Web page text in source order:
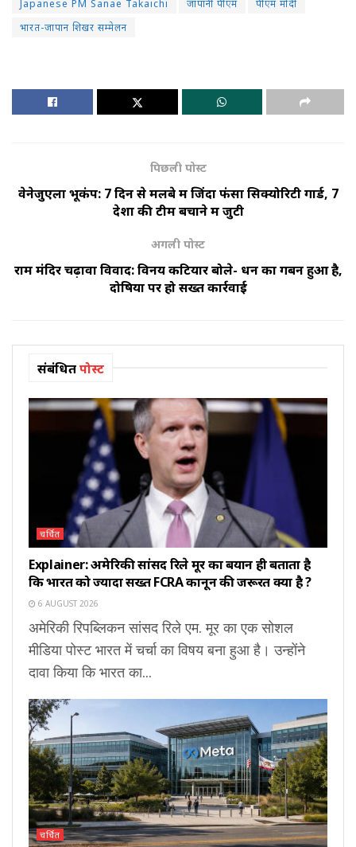
Japanese PM Sanae Takaichi जापानी पीएम
पीएम मोदी
भारत-जापान शिखर सम्मेलन
पिछली पोस्ट
वेनेजुएला भूकंप: 7 दिन से मलबे में जिंदा फंसा सिक्योरिटी गार्ड, 7
देशों की टीम बचाने में जुटी
अगली पोस्ट
राम मंदिर चढ़ावा विवाद: विनय कटियार बोले- धन का गबन हुआ है,
दोषियों पर हो सख्त कार्रवाई
संबंधितपोस्ट
चर्चित
Explainer: अमेरिकी सांसद रिले मूर का बयान ही बताता है
कि भारत को ज्यादा सख्त FCRA कानून की जरूरत क्यों है ?
6 AUGUST 2026
अमेरिकी रिपब्लिकन सांसद रिले एम. मूर का एक सोशल
मीडिया पोस्ट भारत में चर्चा का विषय बना हुआ है। उन्होंने
दावा किया कि भारत का...
चर्चित